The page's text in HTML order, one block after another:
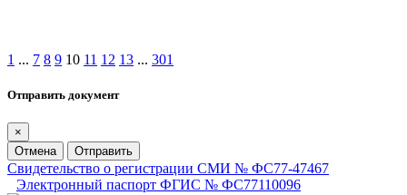
1 ... 7 8 9 10 11 12 13 ... 301
Отправить документ
×
Отмена
Отправить
Свидетельство о регистрации СМИ № ФС77-47467
Электронный паспорт ФГИС № ФС77110096